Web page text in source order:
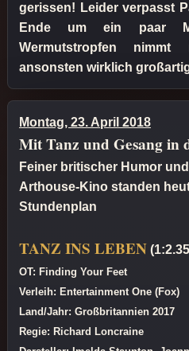
gerissen! Leider verpasst
Ende um ein paar
Wermutstropfen
ansonsten wirklich
Montag, 23. April 2018
Mit Tanz und Gesang in
Feiner britischer Humor
Arthouse-Kino standen
Stundenplan
TANZ INS LEBEN
OT: Finding Your Feet
Verleih: Entertainment One (Fox)
Land/Jahr: Großbritannien 2017
Regie: Richard Loncraine